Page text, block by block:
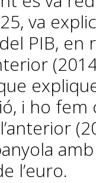
va
PIB, en
i ho
l’euro.